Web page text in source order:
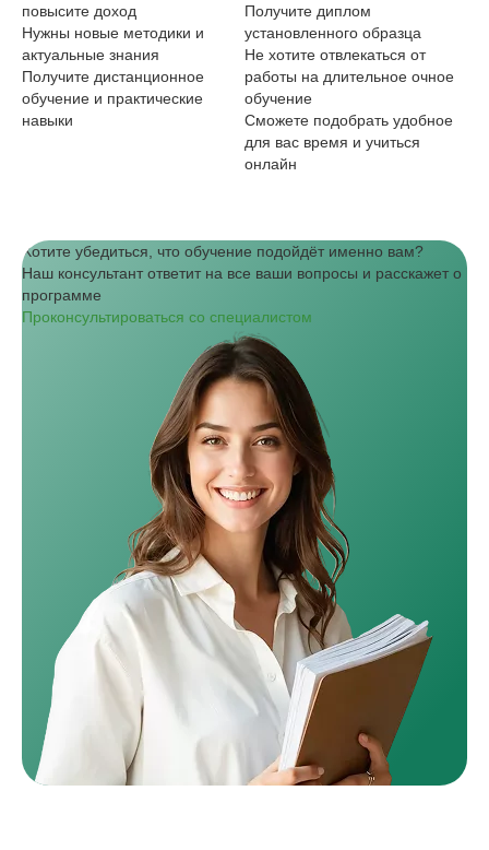
повысите доход
Нужны новые методики и
актуальные знания
Получите дистанционное
обучение и практические
навыки
Получите диплом
установленного образца
Не хотите отвлекаться от
работы на длительное очное
обучение
Сможете подобрать удобное
для вас время и учиться
онлайн
Хотите убедиться, что обучение подойдёт именно вам?
Наш консультант ответит на все ваши вопросы и расскажет о
программе
Проконсультироваться со специалистом